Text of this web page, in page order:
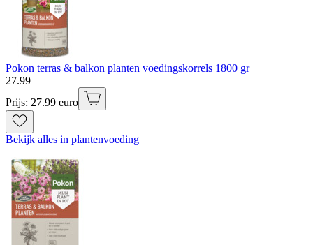
Pokon terras & balkon planten voedingskorrels 1800 gr
27.99
Prijs: 27.99 euro
Bekijk alles in plantenvoeding